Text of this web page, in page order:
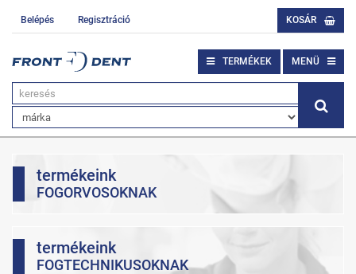
Belépés Regisztráció KOSÁR
TERMÉKEK MENÜ
termékeink
FOGORVOSOKNAK
termékeink
FOGTECHNIKUSOKNAK